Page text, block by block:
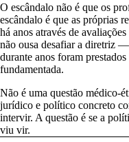
O escândalo não é que os
escândalo é que as próprias
há anos através de
não ousa desafiar a diretriz
durante anos foram
fundamentada.
Não é uma questão médico-
jurídico e político concreto
intervir. A questão é se a
viu vir.